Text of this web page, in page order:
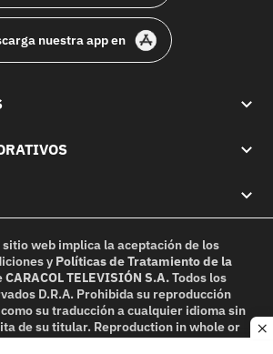
nuestra app en
sitio web implica la aceptación de los
y Políticas de Tratamiento de la
CARACOL TELEVISIÓN S.A.Todos los
D.R.A. Prohibida su reproducción
su traducción a cualquier idioma sin
de su titular. Reproduction in whole or